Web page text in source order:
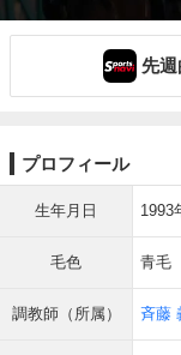
先
プロフィール
生年月日 1993
毛色 青毛
調教師（所属） 斉藤